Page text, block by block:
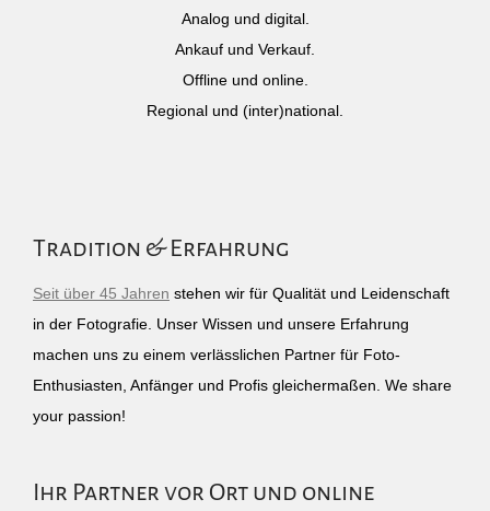
Analog und digital.
Ankauf und Verkauf.
Offline und online.
Regional und (inter)national.
Tradition & Erfahrung
Seit über 45 Jahren stehen wir für Qualität und Leidenschaft
in der Fotografie. Unser Wissen und unsere Erfahrung
machen uns zu einem verlässlichen Partner für Foto-
Enthusiasten, Anfänger und Profis gleichermaßen. We share
your passion!
Ihr Partner vor Ort und online